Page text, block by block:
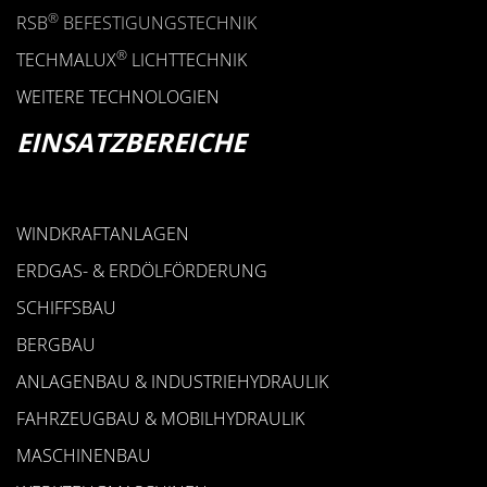
RSB® BEFESTIGUNGSTECHNIK
TECHMALUX® LICHTTECHNIK
WEITERE TECHNOLOGIEN
EINSATZBEREICHE
WINDKRAFTANLAGEN
ERDGAS- & ERDÖLFÖRDERUNG
SCHIFFSBAU
BERGBAU
ANLAGENBAU & INDUSTRIEHYDRAULIK
FAHRZEUGBAU & MOBILHYDRAULIK
MASCHINENBAU